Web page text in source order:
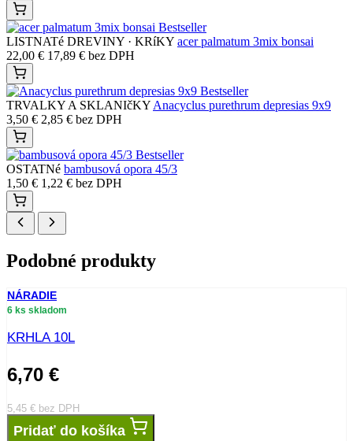
Bestseller
LISTNATé DREVINY · KRíKY acer palmatum 3mix bonsai
22,00 € 17,89 € bez DPH
Bestseller
TRVALKY A SKLANIčKY Anacyclus purethrum depresias 9x9
3,50 € 2,85 € bez DPH
Bestseller
OSTATNé bambusová opora 45/3
1,50 € 1,22 € bez DPH
Podobné produkty
NÁRADIE
6 ks skladom
KRHLA 10L
6,70 €
5,45 € bez DPH
Pridať do košíka